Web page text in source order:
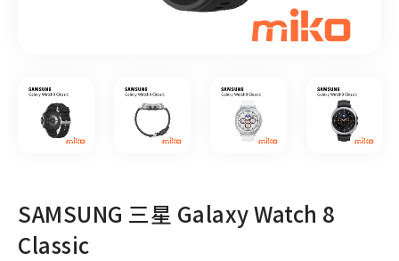
SAMSUNG 三星 Galaxy Watch 8
Classic